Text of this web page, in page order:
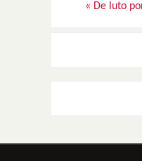
« De luto